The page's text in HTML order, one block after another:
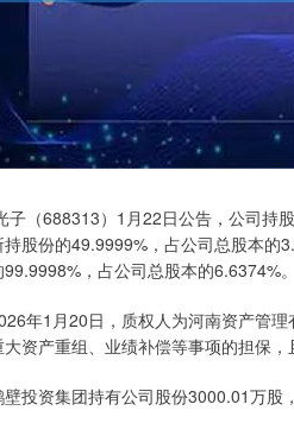
子（688313）1月22日公告，公司持
股份的49.9999%，占公司总股本
，占公司总股本的6.6374%。
年1月20日，质权人为河南资产管
资产重组、业绩补偿等事项的担保
投资集团持有公司股份3000.01万股
指 14311.01 200.89